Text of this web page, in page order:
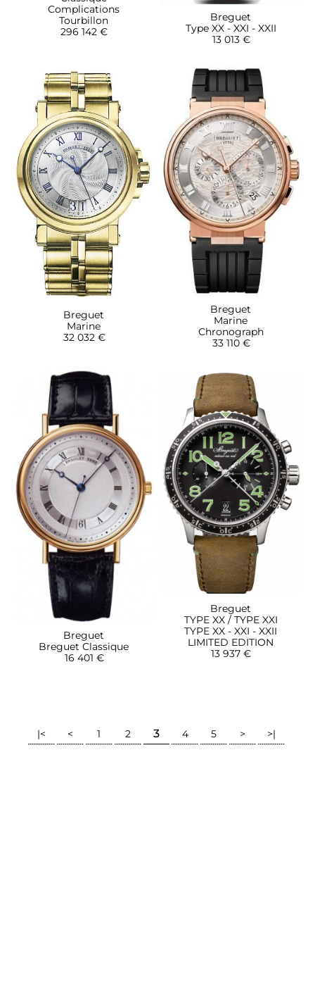
Complications
Tourbillon
296 142 €
Breguet
Type XX - XXI - XXII
13 013 €
Breguet
Marine
32 032 €
Breguet
Marine
Chronograph
33 110 €
Breguet
Breguet Classique
16 401 €
Breguet
TYPE XX / TYPE XXI
TYPE XX - XXI - XXII
LIMITED EDITION
13 937 €
|< < 1 2 3 4 5 > >|